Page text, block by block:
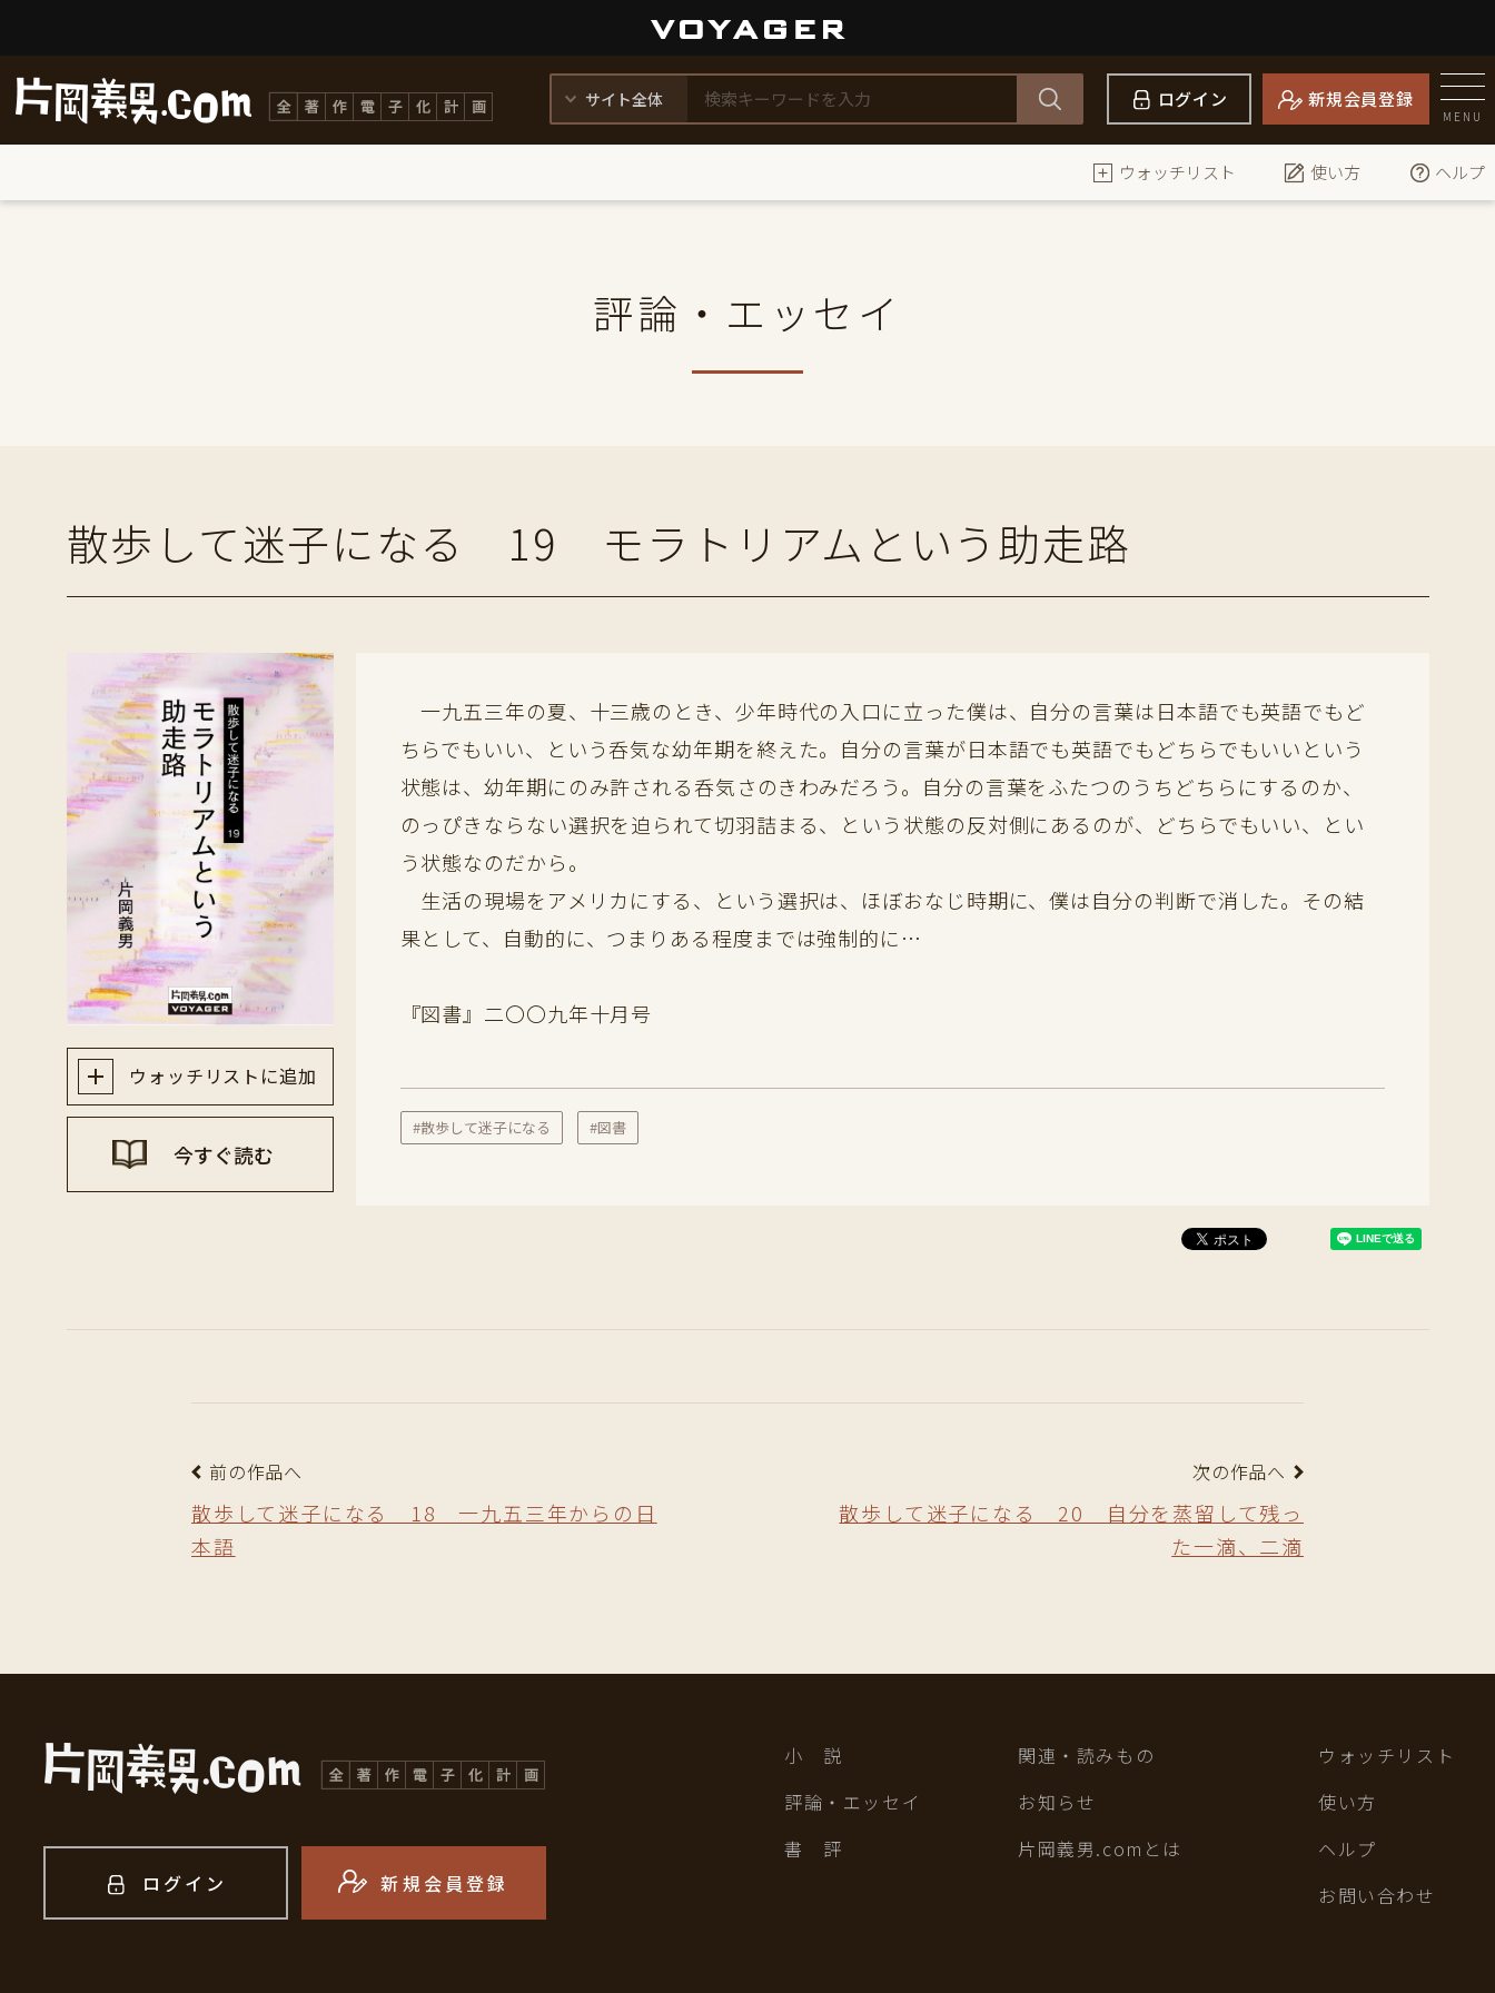
ログイン 新規会員登録
MENU
ウォッチリスト 使い方 ヘルプ
評論・エッセイ
散歩して迷子になる 19 モラトリアムという助走路
ウォッチリストに追加
今すぐ読む
一九五三年の夏、十三歳のとき、少年時代の入口に立った僕は、自分の言葉は日本語でも英語でもど
ちらでもいい、という呑気な幼年期を終えた。自分の言葉が日本語でも英語でもどちらでもいいという
状態は、幼年期にのみ許される呑気さのきわみだろう。自分の言葉をふたつのうちどちらにするのか、
のっぴきならない選択を迫られて切羽詰まる、という状態の反対側にあるのが、どちらでもいい、とい
う状態なのだから。
生活の現場をアメリカにする、という選択は、ほぼおなじ時期に、僕は自分の判断で消した。その結
果として、自動的に、つまりある程度までは強制的に…
『図書』二〇〇九年十月号
#散歩して迷子になる #図書
前の作品へ
散歩して迷子になる 18 一九五三年からの日
本語
次の作品へ
散歩して迷子になる 20 自分を蒸留して残っ
た一滴、二滴
ログイン 新規会員登録
小 説
評論・エッセイ
書 評
関連・読みもの
お知らせ
片岡義男.comとは
ウォッチリスト
使い方
ヘルプ
お問い合わせ